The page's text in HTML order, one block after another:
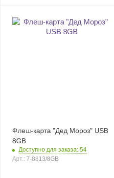
Флеш-карта "Дед Мороз" USB
8GB
Доступно для заказа: 54
Арт.: 7-8813/8GB